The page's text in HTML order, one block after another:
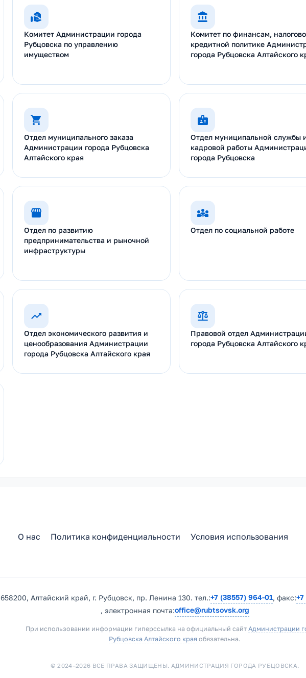
Комитет Администрации города
Рубцовска по управлению
имуществом
Комитет по финансам,
кредитной политике
города Рубцовска Алтайского
Отдел муниципального заказа
Администрации города Рубцовска
Алтайского края
Отдел муниципальной службы
кадровой работы
города Рубцовска
Отдел по развитию
предпринимательства и рыночной
инфраструктуры
Отдел по социальной работе
Отдел экономического развития и
ценообразования Администрации
города Рубцовска Алтайского края
Правовой отдел
города Рубцовска Алтайского
О нас Политика конфиденциальности Условия использования
658200, Алтайский край, г. Рубцовск, пр. Ленина 130. тел.:+7 (38557) 964-01, факс:
, электронная почта:office@rubtsovsk.org
При использовании информации гиперссылка на официальный сайт Администрации
Рубцовска Алтайского края обязательна.
© 2024–2026 ВСЕ ПРАВА ЗАЩИЩЕНЫ. АДМИНИСТРАЦИЯ ГОРОДА РУБЦОВСКА.